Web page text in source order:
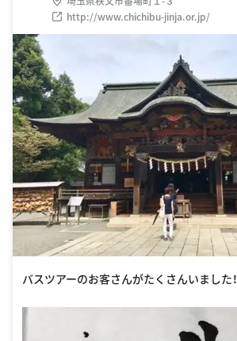
http://www.chichibu-jinja.or.jp/
バスツアーのお客さんがたくさんいました！